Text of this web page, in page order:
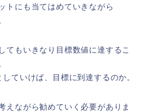
トにも当てはめていきながら
てもいきなり目標数値に達するこ
ていけば、目標に到達するのか。
えながら勧めていく必要がありま